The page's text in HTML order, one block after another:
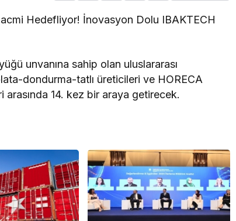
Hedefliyor! İnovasyon Dolu IBAKTECH
unvanına sahip olan uluslararası
dondurma-tatlı üreticileri ve HORECA
14. kez bir araya getirecek.